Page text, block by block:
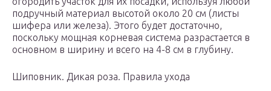
подручный материал высотой около 20 см (листы
шифера или железа). Этого будет достаточно,
поскольку мощная корневая система разрастается в
основном в ширину и всего на 4-8 см в глубину.
Шиповник. Дикая роза. Правила ухода